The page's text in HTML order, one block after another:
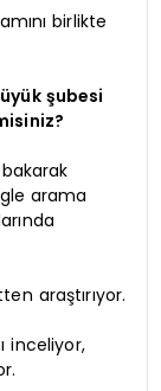
birlikte
şubesi
arama
araştırıyor.
inceliyor,